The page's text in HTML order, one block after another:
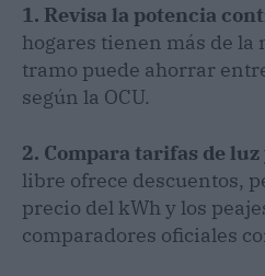
1. Revisa la potencia
hogares tienen más de la
tramo puede ahorrar
según la OCU.
2. Compara tarifas de luz
libre ofrece descuentos,
precio del kWh y los
comparadores oficiales